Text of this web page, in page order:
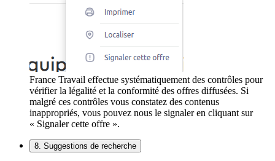
France Travail effectue systématiquement des contrôles pour
vérifier la légalité et la conformité des offres diffusées. Si
malgré ces contrôles vous constatez des contenus
inappropriés, vous pouvez nous le signaler en cliquant sur
« Signaler cette offre ».
8. Suggestions de recherche